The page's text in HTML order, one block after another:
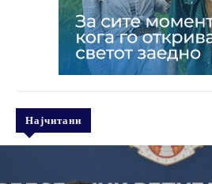
Најчитани